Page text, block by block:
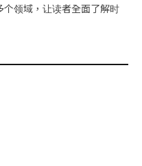
领域，让读者全面了解时